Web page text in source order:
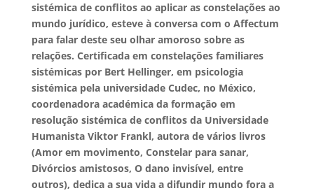
sistémica de conflitos ao aplicar as constelações ao
mundo jurídico, esteve à conversa com o Affectum
para falar deste seu olhar amoroso sobre as
relações. Certificada em constelações familiares
sistémicas por Bert Hellinger, em psicologia
sistémica pela universidade Cudec, no México,
coordenadora académica da formação em
resolução sistémica de conflitos da Universidade
Humanista Viktor Frankl, autora de vários livros
(Amor em movimento, Constelar para sanar,
Divórcios amistosos, O dano invisível, entre
outros), dedica a sua vida a difundir mundo fora a